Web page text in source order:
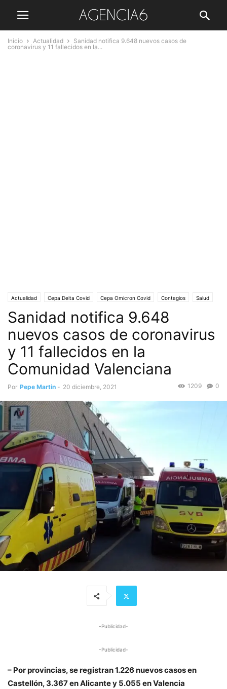
Inicio Actualidad
Sanidad notifica 9.648 nuevos casos de
coronavirus y 11 fallecidos en la...
Actualidad Cepa Delta Covid Cepa Omicron Covid Contagios Salud
Coronavirus COVID-19 Covid-19 Evolución desfavorable de los contagios
Pandemia Pasaporte Covid Portada Sociedad Vacuna Anticovid
Sanidad notifica 9.648
nuevos casos de coronavirus
y 11 fallecidos en la
Comunidad Valenciana
Por Pepe Martin - 20 diciembre, 2021 0
1209
-Publicidad-
-Publicidad-
– Por provincias, se registran 1.226 nuevos casos en
Castellón, 3.367 en Alicante y 5.055 en Valencia